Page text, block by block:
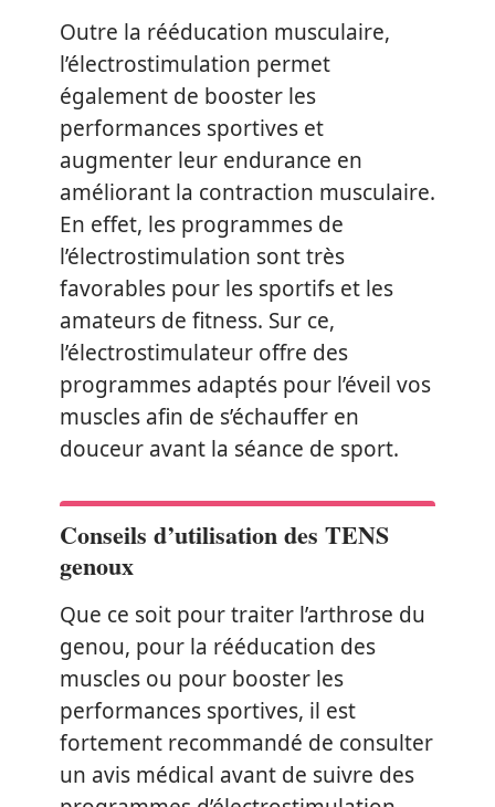
Outre la rééducation musculaire,
l’électrostimulation permet
également de booster les
performances sportives et
augmenter leur endurance en
améliorant la contraction musculaire.
En effet, les programmes de
l’électrostimulation sont très
favorables pour les sportifs et les
amateurs de fitness. Sur ce,
l’électrostimulateur offre des
programmes adaptés pour l’éveil vos
muscles afin de s’échauffer en
douceur avant la séance de sport.
Conseils d’utilisation des TENS
genoux
Que ce soit pour traiter l’arthrose du
genou, pour la rééducation des
muscles ou pour booster les
performances sportives, il est
fortement recommandé de consulter
un avis médical avant de suivre des